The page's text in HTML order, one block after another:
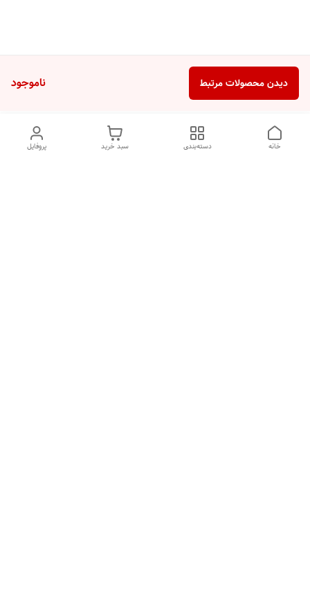
ناموجود دیدن محصولات مرتبط
پروفایل سبد خرید دسته‌بندی خانه